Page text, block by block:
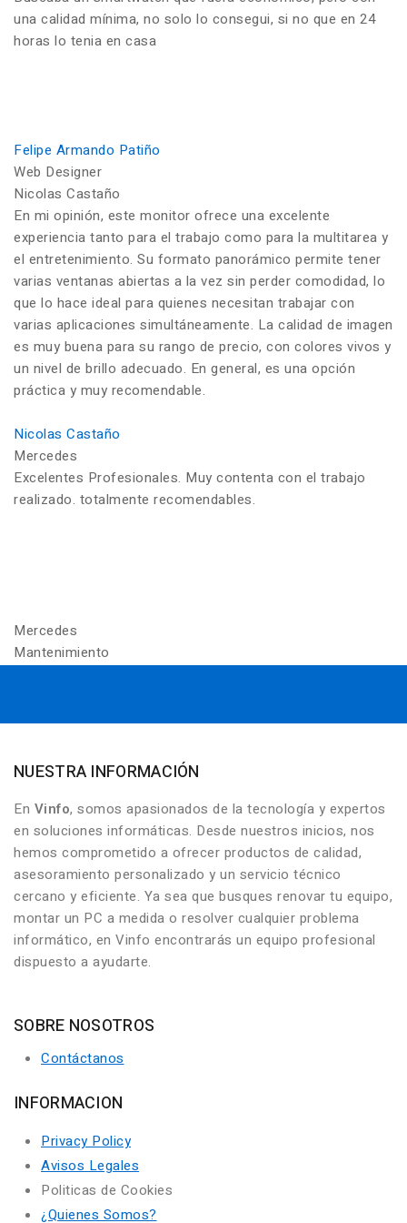
una calidad mínima, no solo lo consegui, si no que en 24
horas lo tenia en casa
Felipe Armando Patiño
Web Designer
Nicolas Castaño
En mi opinión, este monitor ofrece una excelente
experiencia tanto para el trabajo como para la multitarea y
el entretenimiento. Su formato panorámico permite tener
varias ventanas abiertas a la vez sin perder comodidad, lo
que lo hace ideal para quienes necesitan trabajar con
varias aplicaciones simultáneamente. La calidad de imagen
es muy buena para su rango de precio, con colores vivos y
un nivel de brillo adecuado. En general, es una opción
práctica y muy recomendable.
Nicolas Castaño
Mercedes
Excelentes Profesionales. Muy contenta con el trabajo
realizado. totalmente recomendables.
Mercedes
Mantenimiento
NUESTRA INFORMACIÓN
En Vinfo, somos apasionados de la tecnología y expertos
en soluciones informáticas. Desde nuestros inicios, nos
hemos comprometido a ofrecer productos de calidad,
asesoramiento personalizado y un servicio técnico
cercano y eficiente. Ya sea que busques renovar tu equipo,
montar un PC a medida o resolver cualquier problema
informático, en Vinfo encontrarás un equipo profesional
dispuesto a ayudarte.
SOBRE NOSOTROS
Contáctanos
INFORMACION
Privacy Policy
Avisos Legales
Politicas de Cookies
¿Quienes Somos?